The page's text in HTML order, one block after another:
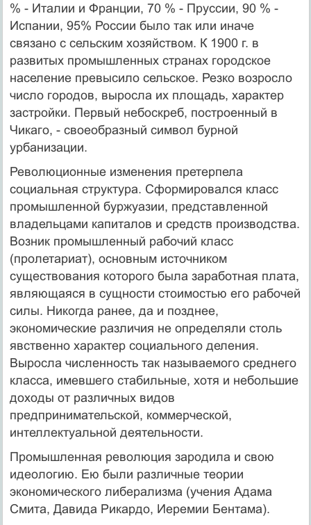
% - Италии и Франции, 70 % - Пруссии, 90 % -
Испании, 95% России было так или иначе
связано с сельским хозяйством. К 1900 г. в
развитых промышленных странах городское
население превысило сельское. Резко возросло
число городов, выросла их площадь, характер
застройки. Первый небоскреб, построенный в
Чикаго, - своеобразный символ бурной
урбанизации.
Революционные изменения претерпела
социальная структура. Сформировался класс
промышленной буржуазии, представленной
владельцами капиталов и средств производства.
Возник промышленный рабочий класс
(пролетариат), основным источником
существования которого была заработная плата,
являющаяся в сущности стоимостью его рабочей
силы. Никогда ранее, да и позднее,
экономические различия не определяли столь
явственно характер социального деления.
Выросла численность так называемого среднего
класса, имевшего стабильные, хотя и небольшие
доходы от различных видов
предпринимательской, коммерческой,
интеллектуальной деятельности.
Промышленная революция зародила и свою
идеологию. Ею были различные теории
экономического либерализма (учения Адама
Смита, Давида Рикардо, Иеремии Бентама).